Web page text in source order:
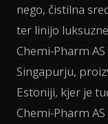
nego, čistilna
ter linijo
Chemi-Pharm
Singapurju,
Estoniji, kjer je
Chemi-Pharm